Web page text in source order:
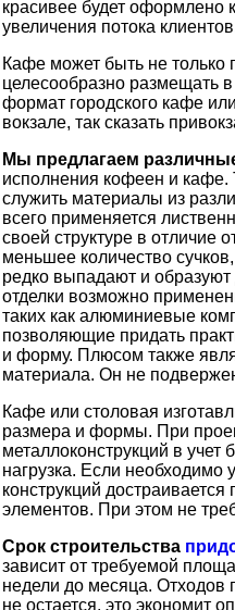
красивее будет оформлено
увеличения потока
Кафе может быть не
целесообразно размещать
формат городского кафе
вокзале, так сказать
Мы предлагаем
исполнения кофеен и кафе.
служить материалы из
всего применяется
своей структуре в отличие
меньшее количество
редко выпадают и
отделки возможно
таких как алюминиевые
позволяющие придать
и форму. Плюсом также
материала. Он не
Кафе или столовая
размера и формы. При
металлоконструкций в учет
нагрузка. Если необходимо
конструкций
элементов. При этом не
Срок строительства
зависит от требуемой
недели до месяца. Отходов
не остается, это экономит